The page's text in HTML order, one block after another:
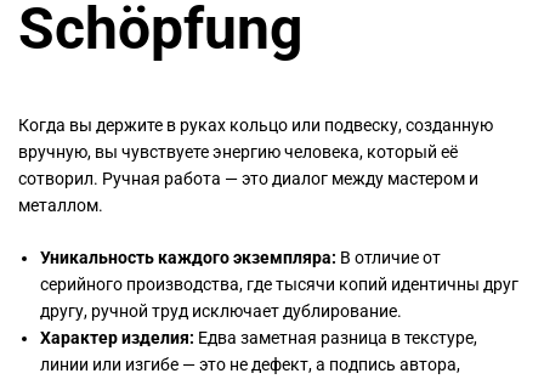
Schöpfung
Когда вы держите в руках кольцо или подвеску, созданную
вручную, вы чувствуете энергию человека, который её
сотворил. Ручная работа — это диалог между мастером и
металлом.
Уникальность каждого экземпляра: В отличие от
серийного производства, где тысячи копий идентичны друг
другу, ручной труд исключает дублирование.
Характер изделия: Едва заметная разница в текстуре,
линии или изгибе — это не дефект, а подпись автора,